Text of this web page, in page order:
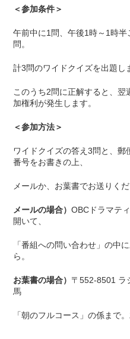
＜参加条件＞
午前中に1問、午後1時～1時
問。
計3問のワイドクイズを出題し
このうち2問に正解すると、翌
加権利が発生します。
＜参加方法＞
ワイドクイズの答え3問と、
番号をお書きの上、
メールか、お葉書でお送りくだ
メールの場合）OBCドラマテ
開いて、
「番組への問い合わせ」の中に
ら。
お葉書の場合） 〒552-8501
馬
「朝のフルコース」の係まで